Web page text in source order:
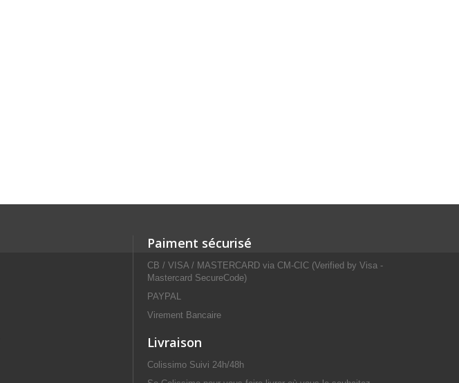
Paiment sécurisé
CB / VISA / MASTERCARD via CM-CIC (Verified by Visa -
Mastercard SecureCode)
PAYPAL
Virement Bancaire
Livraison
Colissimo Suivi 24h/48h